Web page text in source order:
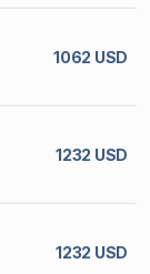
1062 USD
1232 USD
1232 USD